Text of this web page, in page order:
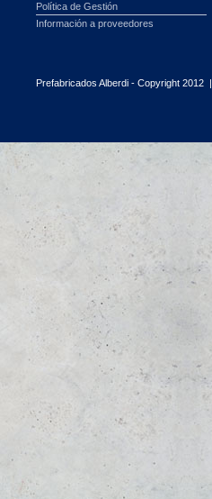
Política de Gestión
Información a proveedores
Prefabricados Alberdi - Copyright 2012 |